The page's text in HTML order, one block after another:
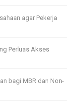
agar Pekerja
Perluas Akses
bagi MBR dan Non-